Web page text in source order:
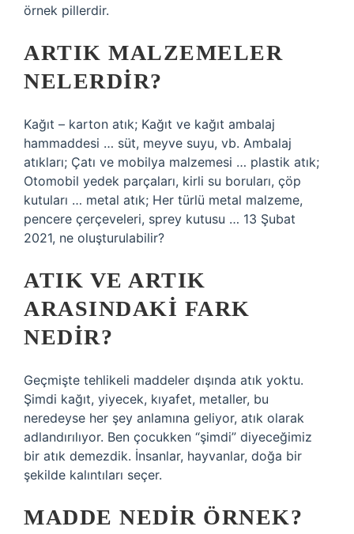
örnek pillerdir.
ARTIK MALZEMELER
NELERDIR?
Kağıt – karton atık; Kağıt ve kağıt ambalaj
hammaddesi … süt, meyve suyu, vb. Ambalaj
atıkları; Çatı ve mobilya malzemesi … plastik atık;
Otomobil yedek parçaları, kirli su boruları, çöp
kutuları … metal atık; Her türlü metal malzeme,
pencere çerçeveleri, sprey kutusu … 13 Şubat
2021, ne oluşturulabilir?
ATIK VE ARTIK
ARASINDAKI FARK
NEDIR?
Geçmişte tehlikeli maddeler dışında atık yoktu.
Şimdi kağıt, yiyecek, kıyafet, metaller, bu
neredeyse her şey anlamına geliyor, atık olarak
adlandırılıyor. Ben çocukken “şimdi” diyeceğimiz
bir atık demezdik. İnsanlar, hayvanlar, doğa bir
şekilde kalıntıları seçer.
MADDE NEDIR ÖRNEK?